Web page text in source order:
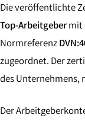
Die veröffentlichte
Top-Arbeitgebermit
Normreferenz
zugeordnet. Der
des
Der